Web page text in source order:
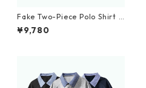
Fake Two-Piece Polo Shirt D
0227
¥9,780